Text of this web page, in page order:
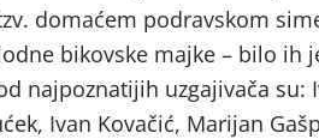
domaćem podravskom
bikovske majke – bilo ih
najpoznatijih uzgajivača su:
Ivan Kovačić, Marijan